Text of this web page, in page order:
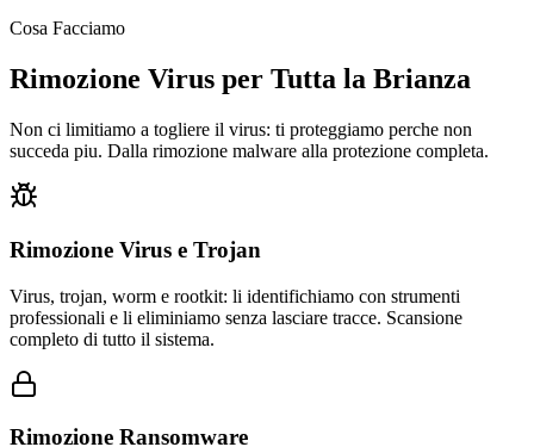
Cosa Facciamo
Rimozione Virus per Tutta la Brianza
Non ci limitiamo a togliere il virus: ti proteggiamo perche non
succeda piu. Dalla rimozione malware alla protezione completa.
Rimozione Virus e Trojan
Virus, trojan, worm e rootkit: li identifichiamo con strumenti
professionali e li eliminiamo senza lasciare tracce. Scansione
completo di tutto il sistema.
Rimozione Ransomware